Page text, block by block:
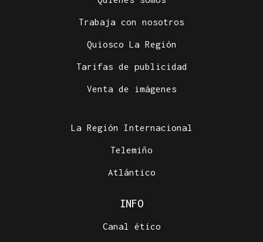
Trabaja con nosotros
Quiosco La Región
Tarifas de publicidad
Venta de imágenes
La Región Internacional
Telemiño
Atlántico
INFO
Canal ético